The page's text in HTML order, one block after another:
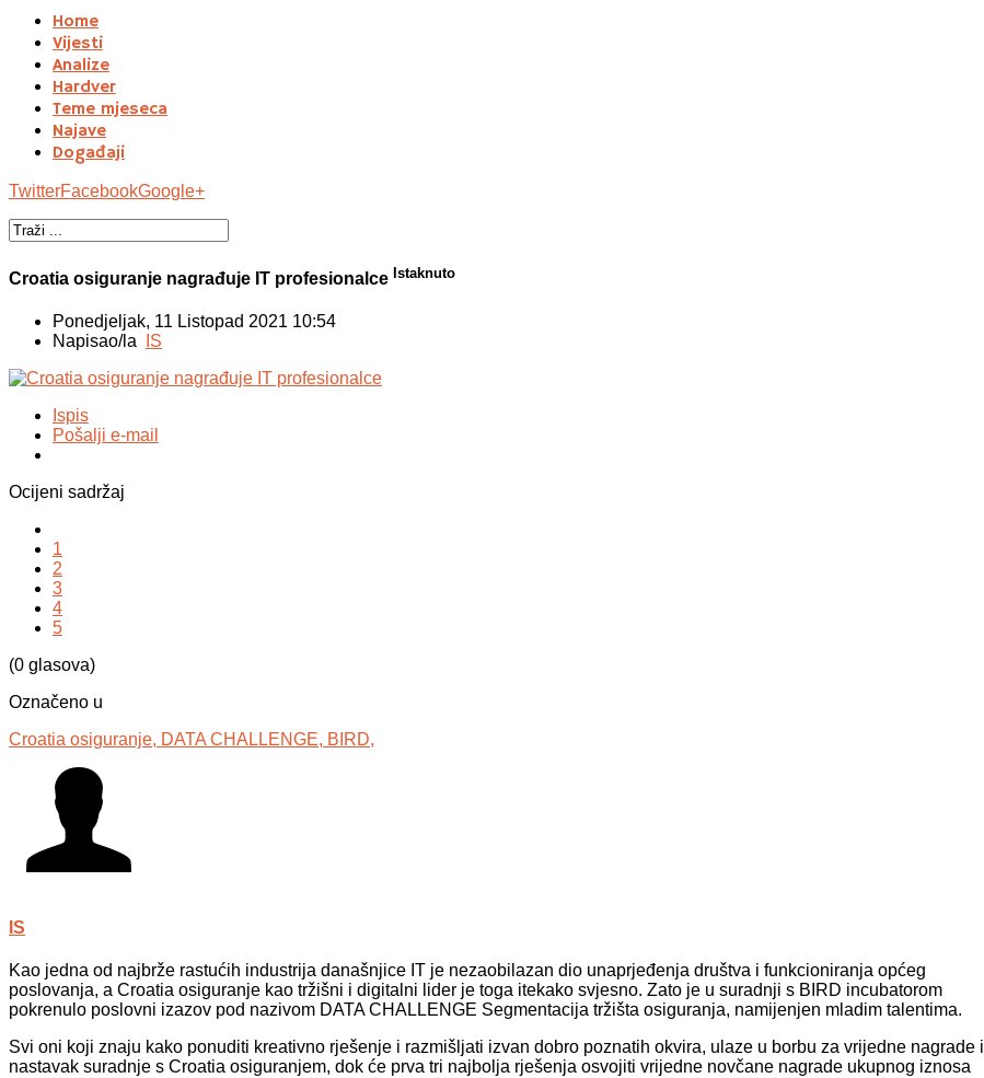
Home
Vijesti
Analize
Hardver
Teme mjeseca
Najave
Događaji
TwitterFacebookGoogle+
Croatia osiguranje nagrađuje IT profesionalce Istaknuto
Ponedjeljak, 11 Listopad 2021 10:54
Napisao/la
IS
Ispis
Pošalji e-mail
Ocijeni sadržaj
1
2
3
4
5
(0 glasova)
Označeno u
Croatia osiguranje, DATA CHALLENGE, BIRD,
IS
Kao jedna od najbrže rastućih industrija današnjice IT je nezaobilazan dio unaprjeđenja društva i funkcioniranja općeg
poslovanja, a Croatia osiguranje kao tržišni i digitalni lider je toga itekako svjesno. Zato je u suradnji s BIRD incubatorom
pokrenulo poslovni izazov pod nazivom DATA CHALLENGE Segmentacija tržišta osiguranja, namijenjen mladim talentima.
Svi oni koji znaju kako ponuditi kreativno rješenje i razmišljati izvan dobro poznatih okvira, ulaze u borbu za vrijedne nagrade i
nastavak suradnje s Croatia osiguranjem, dok će prva tri najbolja rješenja osvojiti vrijedne novčane nagrade ukupnog iznosa